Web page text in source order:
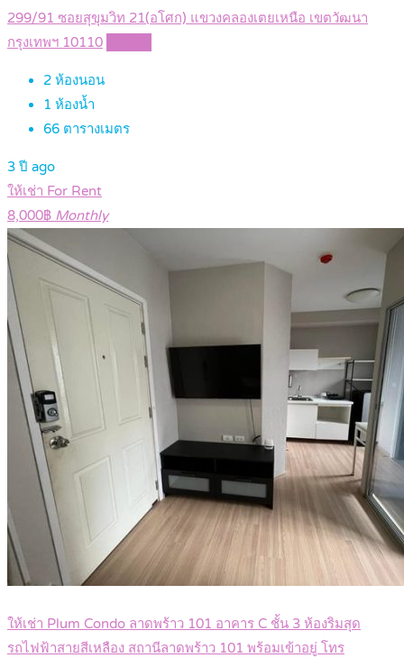
299/91 ซอยสุขุมวิท 21(อโศก) แขวงคลองเตยเหนือ เขตวัฒนา
กรุงเทพฯ 10110
2 ห้องนอน
1 ห้องน้ำ
66 ตารางเมตร
3 ปี ago
ให้เช่า For Rent
8,000฿ Monthly
ให้เช่า Plum Condo ลาดพร้าว 101 อาคาร C ชั้น 3 ห้องริมสุด
รถไฟฟ้าสายสีเหลือง สถานีลาดพร้าว 101 พร้อมเข้าอยู่ โทร